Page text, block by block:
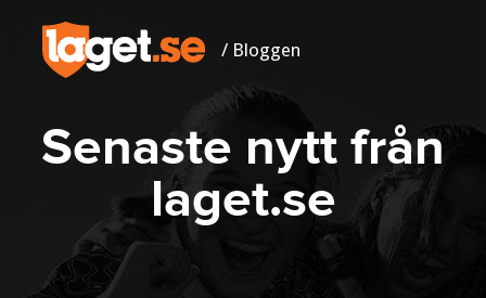
/ Bloggen
Senaste nytt från
laget.se